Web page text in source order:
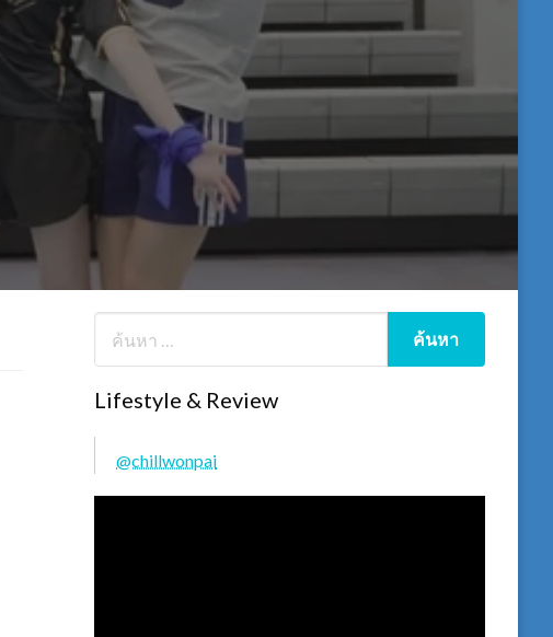
Lifestyle & Review
@chillwonpai